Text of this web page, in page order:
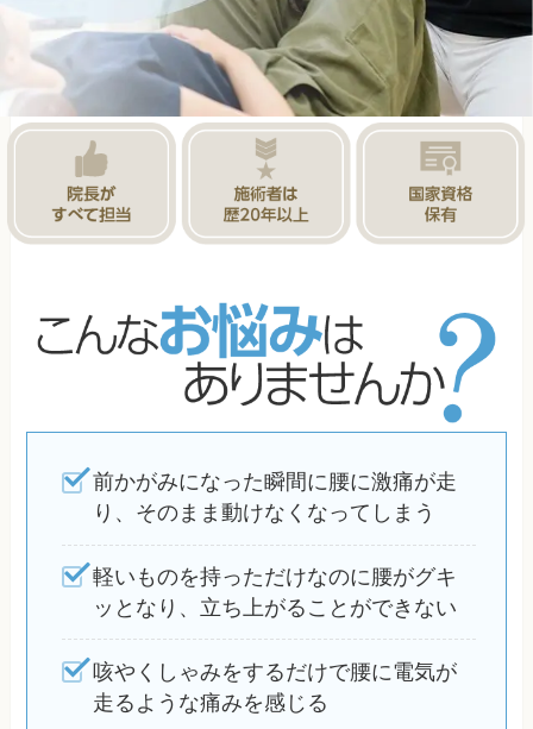
前かがみになった瞬間に腰に激痛が走
り、そのまま動けなくなってしまう
軽いものを持っただけなのに腰がグキ
ッとなり、立ち上がることができない
咳やくしゃみをするだけで腰に電気が
走るような痛みを感じる